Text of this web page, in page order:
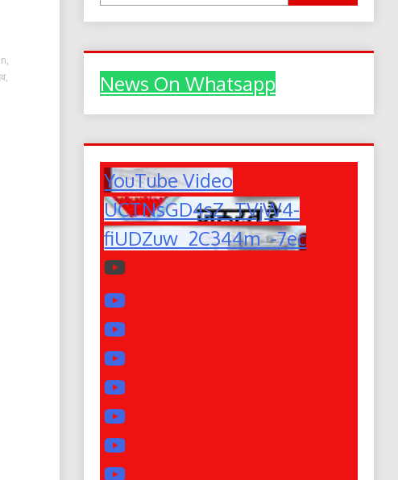
,
,
News On Whatsapp
YouTube Video
UCTNsGD4sZ_TVjW4-
fiUDZuw_2C344m_-7ec